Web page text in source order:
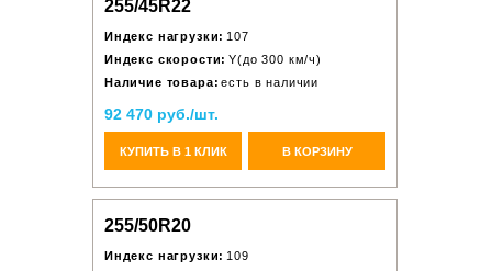
255/45R22
Индекс нагрузки: 107
Индекс скорости: Y(до 300 км/ч)
Наличие товара: есть в наличии
92 470 руб./шт.
КУПИТЬ В 1 КЛИК В КОРЗИНУ
255/50R20
Индекс нагрузки: 109